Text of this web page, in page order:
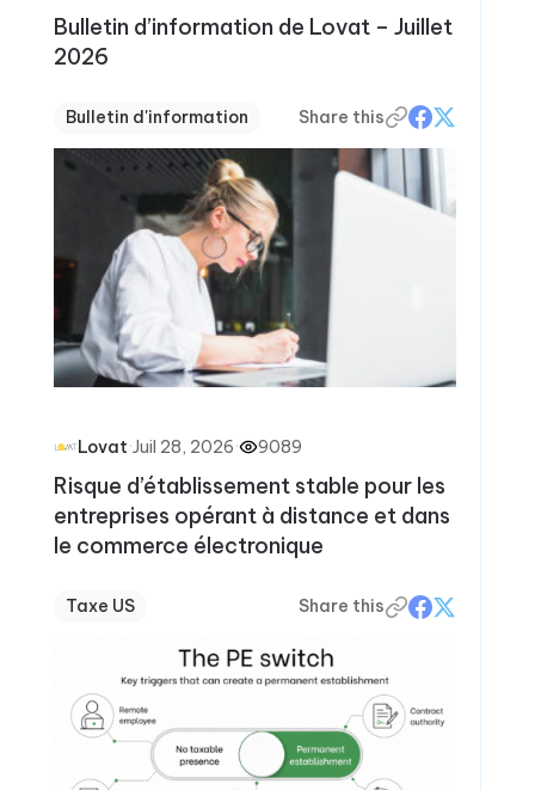
Bulletin d’information de Lovat – Juillet
2026
Bulletin d'information Share this
Lovat·Juil 28, 2026· 9089
Risque d’établissement stable pour les
entreprises opérant à distance et dans
le commerce électronique
Taxe US Share this